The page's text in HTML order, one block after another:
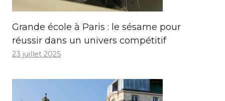
Grande école à Paris : le sésame pour
réussir dans un univers compétitif
23 juillet 2025